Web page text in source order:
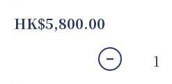
HK$5,800.00